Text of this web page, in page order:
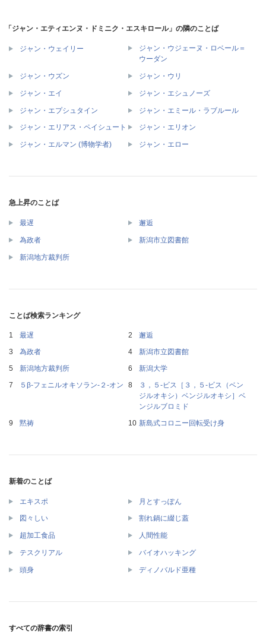
「ジャン・エティエンヌ・ドミニク・エスキロール」の隣のことば
ジャン・ウェイリー
ジャン・ウジェーヌ・ロベール＝
ウーダン
ジャン・ウズン ジャン・ウリ
ジャン・エイ ジャン・エシュノーズ
ジャン・エプシュタイン ジャン・エミール・ラブルール
ジャン・エリアス・ペイシュート ジャン・エリオン
ジャン・エルマン (博物学者) ジャン・エロー
急上昇のことば
最遅 邂逅
為政者 新潟市立図書館
新潟地方裁判所
ことば検索ランキング
最遅
邂逅
為政者
新潟市立図書館
新潟地方裁判所
新潟大学
５β‐フェニルオキソラン‐２‐オン
３，５‐ビス［３，５‐ビス（ベン
ジルオキシ）ベンジルオキシ］ベ
ンジルブロミド
黙祷
新島式コロニー回転受け身
新着のことば
エキスポ 月とすっぽん
図々しい 割れ鍋に綴じ蓋
超加工食品 人間性能
テスクリアル バイオハッキング
頭身 ディノバルド亜種
すべての辞書の索引